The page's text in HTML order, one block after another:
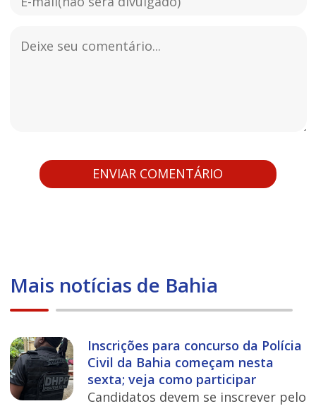
Mais notícias de Bahia
Inscrições para concurso da Polícia
Civil da Bahia começam nesta
sexta; veja como participar
Candidatos devem se inscrever pelo